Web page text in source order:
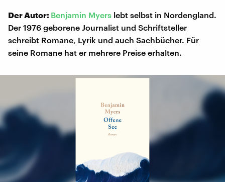
Der Autor: Benjamin Myers lebt selbst in Nordengland.
Der 1976 geborene Journalist und Schriftsteller
schreibt Romane, Lyrik und auch Sachbücher. Für
seine Romane hat er mehrere Preise erhalten.